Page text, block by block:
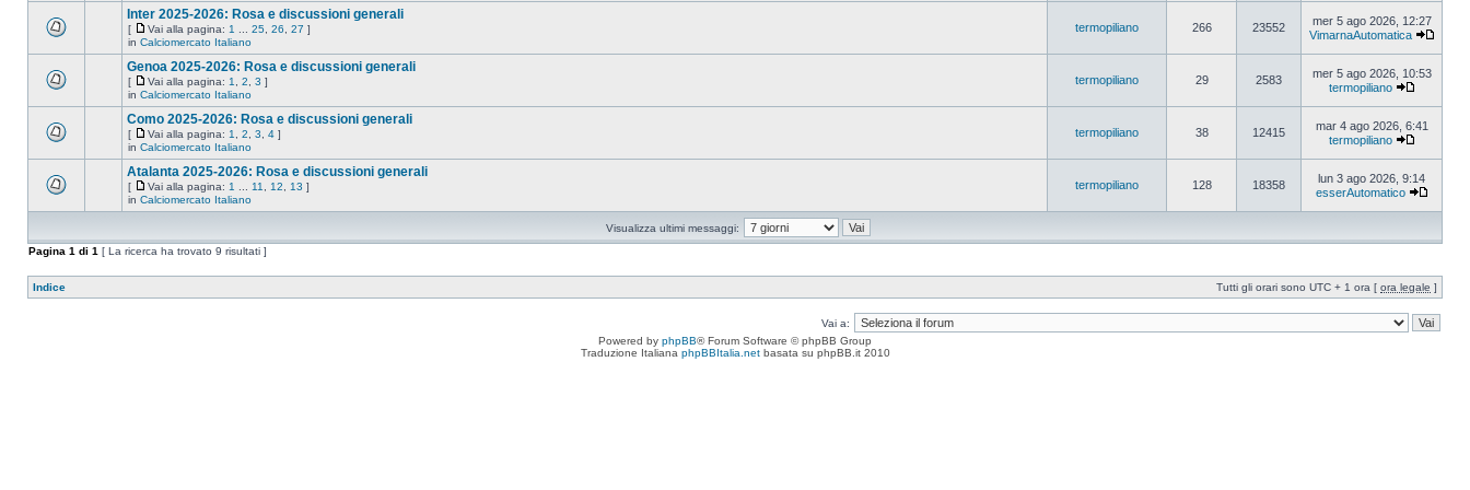
Inter 2025-2026: Rosa e discussioni generali
[ Vai alla pagina: 1 25 26 27 ]
in Calciomercato Italiano
termopiliano 266 23552
mer 5 ago 2026, 12:27
VimarnaAutomatica
Genoa 2025-2026: Rosa e discussioni generali
[ Vai alla pagina: 1 2 3 ]
in Calciomercato Italiano
termopiliano 29 2583
mer 5 ago 2026, 10:53
termopiliano
Como 2025-2026: Rosa e discussioni generali
[ Vai alla pagina: 1 2 3 4 ]
in Calciomercato Italiano
termopiliano 38 12415
mar 4 ago 2026, 6:41
termopiliano
Atalanta 2025-2026: Rosa e discussioni generali
[ Vai alla pagina: 1 11 12 13 ]
in Calciomercato Italiano
termopiliano 128 18358
lun 3 ago 2026, 9:14
esserAutomatico
Visualizza ultimi messaggi:
Pagina 1 di 1 [ La ricerca ha trovato 9 risultati ]
Indice Tutti gli orari sono UTC + 1 ora [ ora legale ]
Vai a:
Powered by phpBB® Forum Software © phpBB Group
Traduzione Italiana phpBBItalia.netbasata su phpBB.it 2010